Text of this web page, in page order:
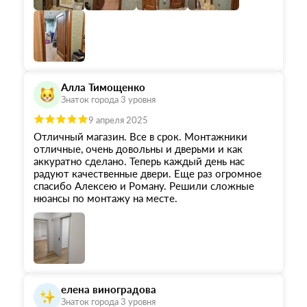
Алла Тимощенко
Знаток города 3 уровня
9 апреля 2025
Отличный магазин. Все в срок. Монтажники
отличные, очень довольны и дверьми и как
аккуратно сделано. Теперь каждый день нас
радуют качественные двери. Еще раз огромное
спасибо Алексею и Роману. Решили сложные
нюансы по монтажу на месте.
елена виноградова
Знаток города 3 уровня